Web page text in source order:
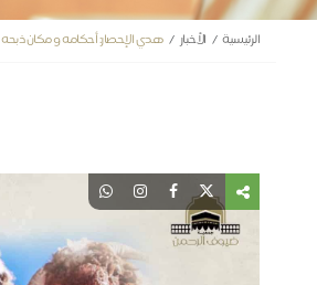
الرئيسية الأخبار هدي الإحصار: أحكامه و مكان ذبحه